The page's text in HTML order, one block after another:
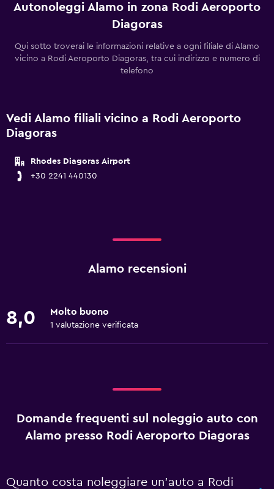
Autonoleggi Alamo in zona Rodi Aeroporto
Diagoras
Qui sotto troverai le informazioni relative a ogni filiale di Alamo
vicino a Rodi Aeroporto Diagoras, tra cui indirizzo e numero di
telefono
Vedi Alamo filiali vicino a Rodi Aeroporto
Diagoras
Rhodes Diagoras Airport
+30 2241 440130
Alamo recensioni
8,0 Molto buono
1 valutazione verificata
Domande frequenti sul noleggio auto con
Alamo presso Rodi Aeroporto Diagoras
Quanto costa noleggiare un'auto a Rodi